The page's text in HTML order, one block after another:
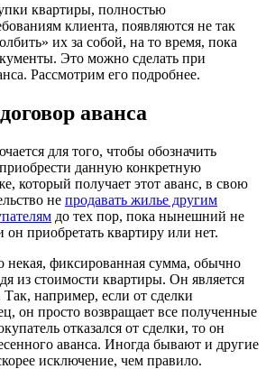
квартиры, полностью
клиента, появляются не так
их за собой, на то время, пока
Это можно сделать при
Рассмотрим его подробнее.
аванса
для того, чтобы обозначить
данную конкретную
который получает этот аванс, в свою
не продавать жилье другим
до тех пор, пока нынешний не
он приобретать квартиру или нет.
некая, фиксированная сумма, обычно
из стоимости квартиры. Он является
например, если от сделки
он просто возвращает все полученные
отказался от сделки, то он
аванса. Иногда бывают и другие
исключение, чем правило.